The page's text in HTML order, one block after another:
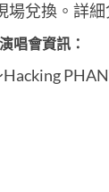
兌換。詳
唱會資訊：